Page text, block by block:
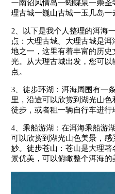
一南诏风情岛一蝴蝶泉一崇
理古城一巍山古城一玉几岛一
2、以下是我个人整理的洱海
点：大理古城。大理古城是
地之一，这里有着丰富的历
光。从大理古城出发，您可
点。
3、徒步环湖：洱海周围有一
里，沿途可以欣赏到湖光山
徒步，或者租一辆自行车进行
4、乘船游湖：在洱海乘船游
可以欣赏到湖光山色美景，
妙。徒步苍山：苍山是大理
景优美，可以俯瞰整个洱海的